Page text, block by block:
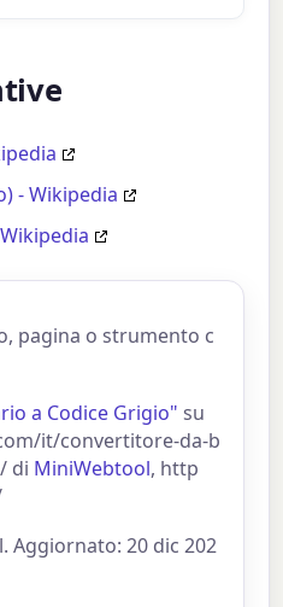
- Wikipedia
pagina o strumento c
a Codice Grigio" su
it/convertitore-da-b
di MiniWebtool, http
Aggiornato: 20 dic 202